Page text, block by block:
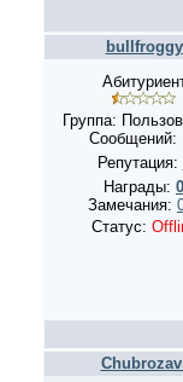
bullfroggy
Группа:
Сообщений:
Репутация:
Награды: 0
Замечания:
Статус: